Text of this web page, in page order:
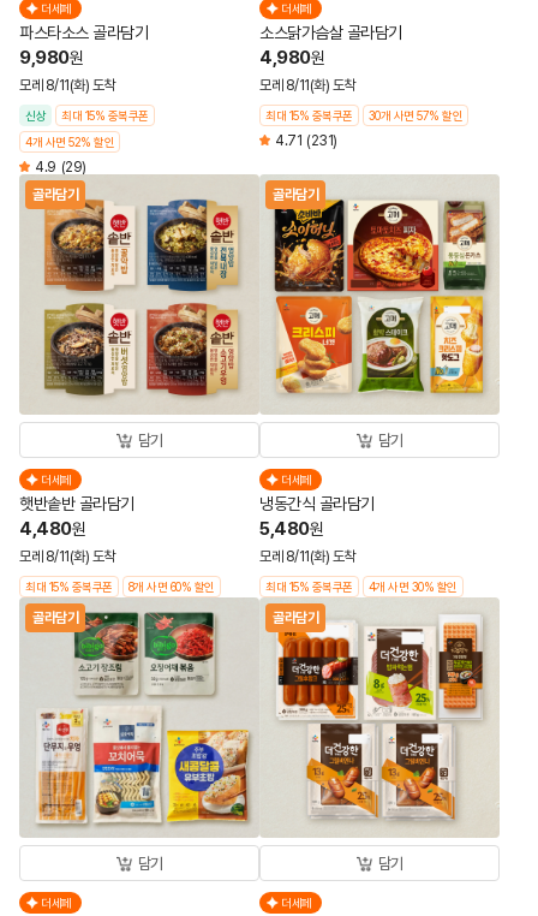
더세페
파스타소스 골라담기
9,980원
모레 8/11(화) 도착
신상
최대 15% 중복쿠폰
4개 사면 52% 할인
4.9 (29)
더세페
소스닭가슴살 골라담기
4,980원
모레 8/11(화) 도착
최대 15% 중복쿠폰 30개 사면 57% 할인
4.71 (231)
골라담기
담기
더세페
햇반솥반 골라담기
4,480원
모레 8/11(화) 도착
최대 15% 중복쿠폰 8개 사면 60% 할인
골라담기
담기
더세페
냉동간식 골라담기
5,480원
모레 8/11(화) 도착
최대 15% 중복쿠폰 4개 사면 30% 할인
골라담기
담기
더세페
골라담기
담기
더세페